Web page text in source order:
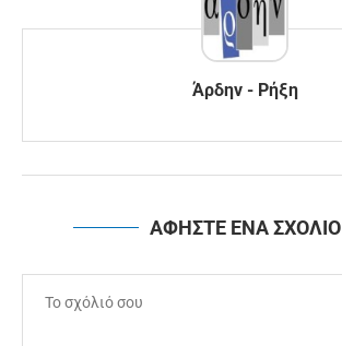
Άρδην - Ρήξη
ΑΦΗΣΤΕ ΕΝΑ ΣΧΟΛΙΟ